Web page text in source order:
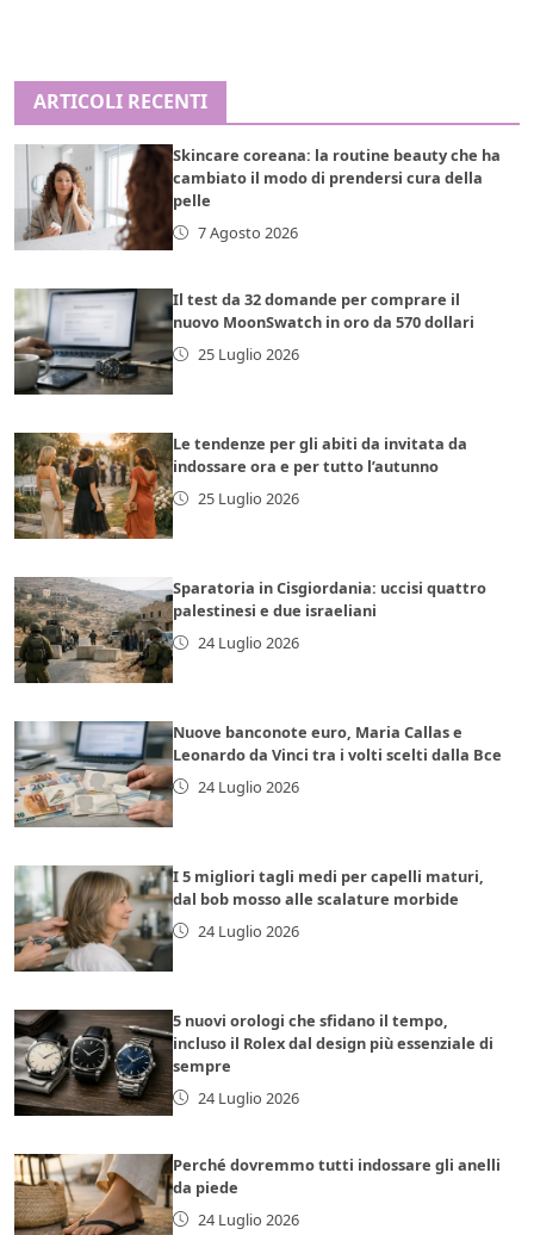
ARTICOLI RECENTI
Skincare coreana: la routine beauty che ha
cambiato il modo di prendersi cura della
pelle
7 Agosto 2026
Il test da 32 domande per comprare il
nuovo MoonSwatch in oro da 570 dollari
25 Luglio 2026
Le tendenze per gli abiti da invitata da
indossare ora e per tutto l’autunno
25 Luglio 2026
Sparatoria in Cisgiordania: uccisi quattro
palestinesi e due israeliani
24 Luglio 2026
Nuove banconote euro, Maria Callas e
Leonardo da Vinci tra i volti scelti dalla Bce
24 Luglio 2026
I 5 migliori tagli medi per capelli maturi,
dal bob mosso alle scalature morbide
24 Luglio 2026
5 nuovi orologi che sfidano il tempo,
incluso il Rolex dal design più essenziale di
sempre
24 Luglio 2026
Perché dovremmo tutti indossare gli anelli
da piede
24 Luglio 2026